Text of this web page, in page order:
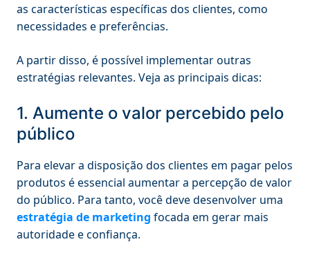
as características específicas dos clientes, como
necessidades e preferências.
A partir disso, é possível implementar outras
estratégias relevantes. Veja as principais dicas:
1. Aumente o valor percebido pelo
público
Para elevar a disposição dos clientes em pagar pelos
produtos é essencial aumentar a percepção de valor
do público. Para tanto, você deve desenvolver uma
estratégia de marketing focada em gerar mais
autoridade e confiança.